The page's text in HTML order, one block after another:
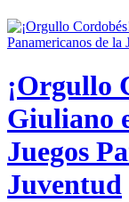
¡Orgullo
Giuliano
Juegos
Juventud